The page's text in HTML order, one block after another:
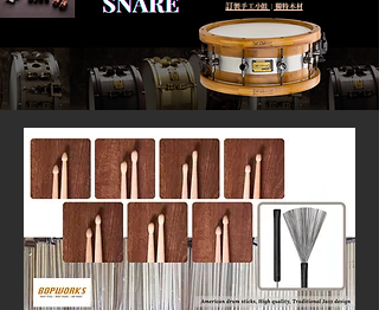
訂​製手工小鼓 | 獨特木材